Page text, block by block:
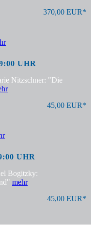
370,00 EUR*
UHR
Nitzschner: "Die
45,00 EUR*
UHR
Bogitzky:
mehr
45,00 EUR*